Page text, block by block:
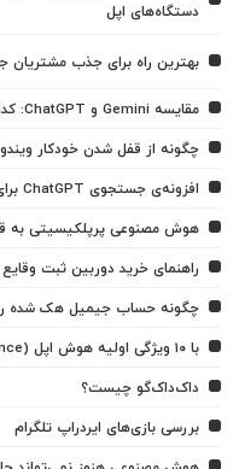
دستگاه‌های اپل
بهترین راه برای جذب مشتریان
مقایسه Gemini و ChatGPT: کدام یک بهتر است؟
چگونه از قفل شدن خودکار ویندوز 11 یا ویندوز 10 جلوگیری
افزونه‌ی جستجوی ChatGPT برای گوگل کروم معرفی شد
هوش مصنوعی پرپلکیسیتی به
راهنمای خرید دوربین ثبت
چگونه حساب جیمیل هک شده را
با ۱۰ ویژگی اولیه هوش اپل (Apple Intelligence) آشنا شوید
داک‌داک‌گو چیست؟
بررسی بازی‌های ایردراپ تلگرام